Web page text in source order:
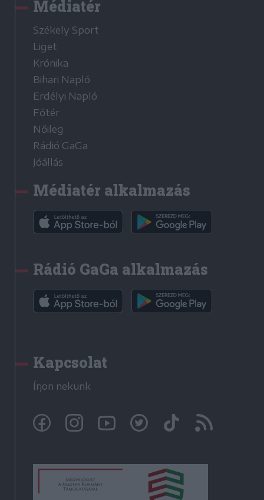
Médiatér
Székely Sport
Liget
Krónika
Bihari Napló
Erdélyi Napló
Főtér
Nőileg
Rádió GaGa
Jóállás
Médiatér alkalmazás
Rádió GaGa alkalmazás
Kapcsolat
Írjon nekünk